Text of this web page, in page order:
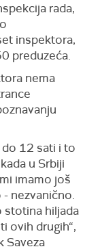
rada,
inspektora,
preduzeća.
nema
12 sati i to
u Srbiji
imamo još
nezvanično.
stotina hiljada
ovih drugih“,
Saveza